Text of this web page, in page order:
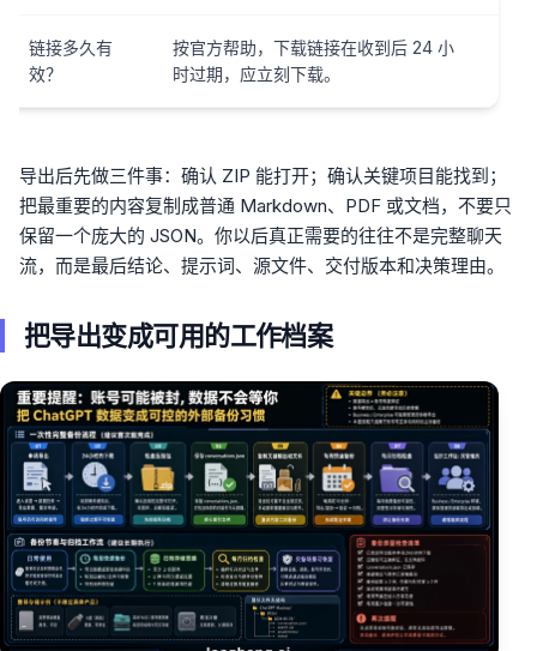
链接多久有
效？
按官方帮助，下载链接在收到后 24 小
时过期，应立刻下载。
导出后先做三件事：确认 ZIP 能打开；确认关键项目能找到；
把最重要的内容复制成普通 Markdown、PDF 或文档，不要只
保留一个庞大的 JSON。你以后真正需要的往往不是完整聊天
流，而是最后结论、提示词、源文件、交付版本和决策理由。
把导出变成可用的工作档案